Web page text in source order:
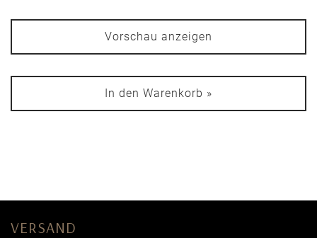
Vorschau anzeigen
In den Warenkorb »
VERSAND